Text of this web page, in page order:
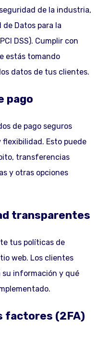
de la industria,
Datos para la
DSS). Cumplir con
estás tomando
datos de tus clientes.
pago
de pago seguros
flexibilidad. Esto puede
transferencias
y otras opciones
transparentes
tus políticas de
web. Los clientes
su información y qué
factores (2FA)